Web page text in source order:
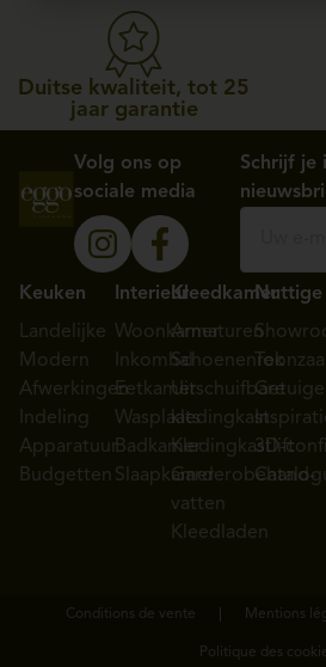
Duitse kwaliteit, tot 25
jaar garantie
Volg ons op
sociale media
Schrijf je
Keuken
Landelijke
Modern
Afwerkingen
Indeling
Apparatuur
Budgetten
Interieur
Woonkamer
Inkomhal
Eetkamer
Wasplaats
Badkamer
Slaapkamer
Kleedkamer
Armaturen
Schoenenrek
Uitschuifbare
kledingkast
Kledingkastlift
Garderobehand-
vatten
Kleedladen
Nuttige
3D-
Conditions de vente Mentions
Politique des